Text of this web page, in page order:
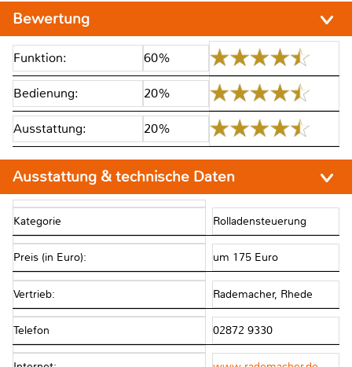
Bewertung
Funktion: 60%
Bedienung: 20%
Ausstattung: 20%
Ausstattung & technische Daten
Kategorie Rolladensteuerung
Preis (in Euro): um 175 Euro
Vertrieb: Rademacher, Rhede
Telefon 02872 9330